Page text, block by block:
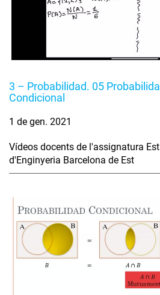
3 – Probabilidad. 05
Condicional
1 de gen. 2021
Vídeos docents de l'assignatura
d'Enginyeria Barcelona de Est